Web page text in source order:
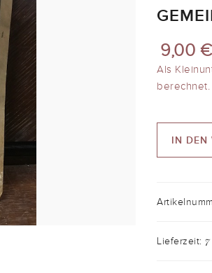
9,00 €
Als
berechnet.
IN DEN
Lieferzeit: